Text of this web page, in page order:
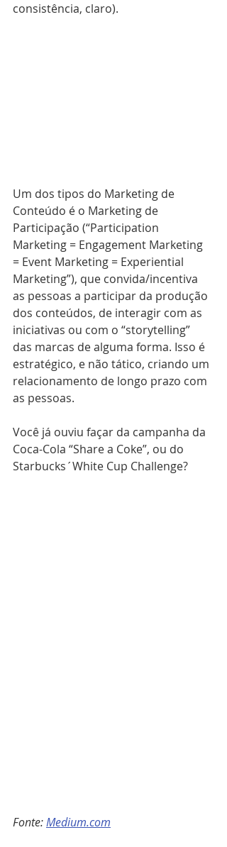
consistência, claro).
Um dos tipos do Marketing de
Conteúdo é o Marketing de
Participação (“Participation
Marketing = Engagement Marketing
= Event Marketing = Experiential
Marketing”), que convida/incentiva
as pessoas a participar da produção
dos conteúdos, de interagir com as
iniciativas ou com o “storytelling”
das marcas de alguma forma. Isso é
estratégico, e não tático, criando um
relacionamento de longo prazo com
as pessoas.
Você já ouviu façar da campanha da
Coca-Cola “Share a Coke”, ou do
Starbucks´White Cup Challenge?
Fonte: Medium.com